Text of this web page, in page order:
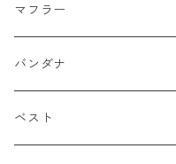
ポロシャツ
半袖
長袖
カーキーベージュ
ブルー
ワイン
丸型
炎（ファイア）
四角型
マフラー
バンダナ
ベスト